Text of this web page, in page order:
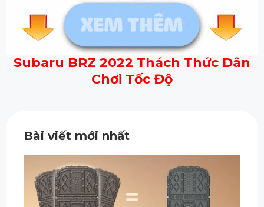
Subaru BRZ 2022 Thách Thức Dân
Chơi Tốc Độ
Bài viết mới nhất